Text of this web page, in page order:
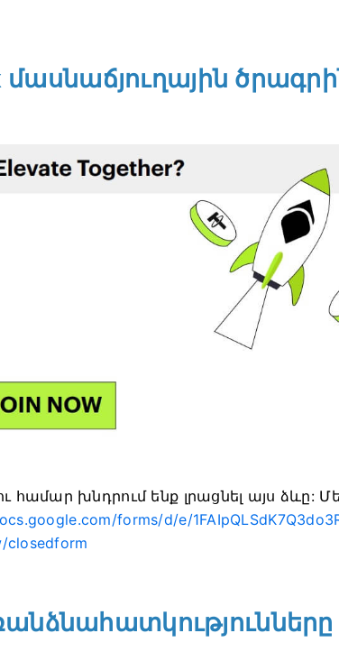
համար խնդրում ենք լրացնել այս ձևը:
forms/d/e/
closedform